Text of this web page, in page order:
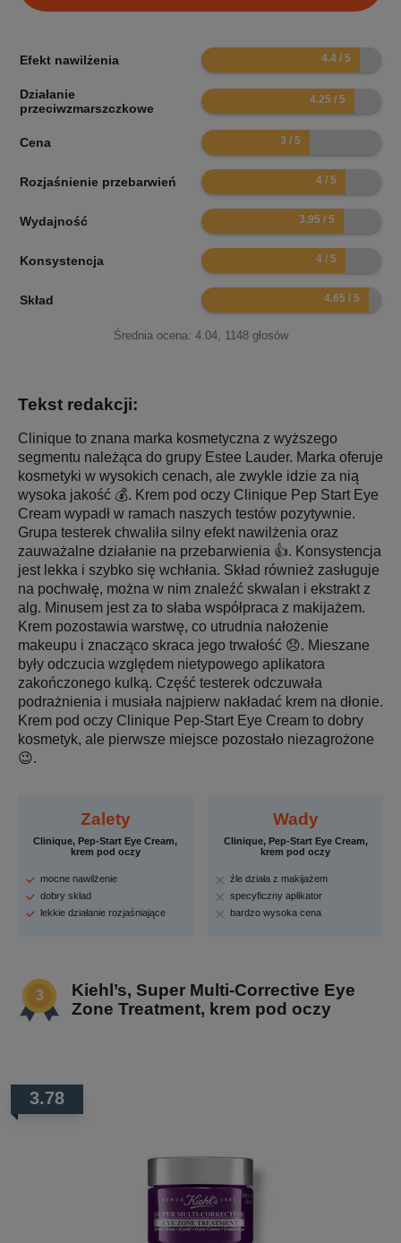
Efekt nawilżenia 8.8
Działanie
przeciwzmarszczkowe
8.5
Cena 6
Rozjaśnienie przebarwień 8
Wydajność 7.9
Konsystencja 8
Skład 9.3
Średnia ocena: 4.04, 1148głosów
Tekst redakcji:
Clinique to znana marka kosmetyczna z wyższego
segmentu należąca do grupy Estee Lauder. Marka oferuje
kosmetyki w wysokich cenach, ale zwykle idzie za nią
wysoka jakość 💰. Krem pod oczy Clinique Pep Start Eye
Cream wypadł w ramach naszych testów pozytywnie.
Grupa testerek chwaliła silny efekt nawilżenia oraz
zauważalne działanie na przebarwienia 👍. Konsystencja
jest lekka i szybko się wchłania. Skład również zasługuje
na pochwałę, można w nim znaleźć skwalan i ekstrakt z
alg. Minusem jest za to słaba współpraca z makijażem.
Krem pozostawia warstwę, co utrudnia nałożenie
makeupu i znacząco skraca jego trwałość 😞. Mieszane
były odczucia względem nietypowego aplikatora
zakończonego kulką. Część testerek odczuwała
podrażnienia i musiała najpierw nakładać krem na dłonie.
Krem pod oczy Clinique Pep-Start Eye Cream to dobry
kosmetyk, ale pierwsze miejsce pozostało niezagrożone
😉.
Zalety
Clinique, Pep-Start Eye Cream,
krem pod oczy
mocne nawilżenie
dobry skład
lekkie działanie rozjaśniające
Wady
Clinique, Pep-Start Eye Cream,
krem pod oczy
źle działa z makijażem
specyficzny aplikator
bardzo wysoka cena
Kiehl’s, Super Multi-Corrective Eye
Zone Treatment, krem pod oczy
3.78